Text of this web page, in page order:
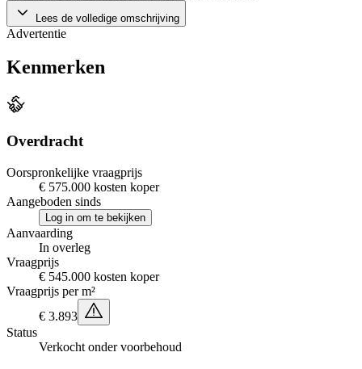
Lees de volledige omschrijving
Advertentie
Kenmerken
Overdracht
Oorspronkelijke vraagprijs
€ 575.000 kosten koper
Aangeboden sinds
Log in om te bekijken
Aanvaarding
In overleg
Vraagprijs
€ 545.000 kosten koper
Vraagprijs per m²
€ 3.893
Status
Verkocht onder voorbehoud